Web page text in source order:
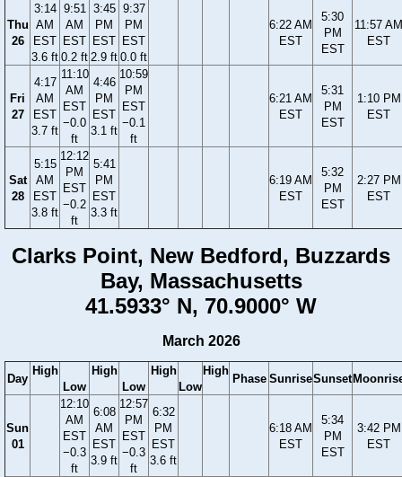
Thu
26
3:14
AM
EST
3.6 ft
9:51
AM
EST
0.2 ft
3:45
PM
EST
2.9 ft
9:37
PM
EST
0.0 ft
6:22 AM
EST
5:30
PM
EST
11:57 AM
EST
Fri
27
4:17
AM
EST
3.7 ft
11:10
AM
EST
−0.0
ft
4:46
PM
EST
3.1 ft
10:59
PM
EST
−0.1
ft
6:21 AM
EST
5:31
PM
EST
1:10 PM
EST
Sat
28
5:15
AM
EST
3.8 ft
12:12
PM
EST
−0.2
ft
5:41
PM
EST
3.3 ft
6:19 AM
EST
5:32
PM
EST
2:27 PM
EST
Clarks Point, New Bedford, Buzzards
Bay, Massachusetts
41.5933° N, 70.9000° W
March 2026
Day
High
Low
High
Low
High
Low
High
Phase SunriseSunset
Sun
01
12:10
AM
EST
−0.3
ft
6:08
AM
EST
3.9 ft
12:57
PM
EST
−0.3
ft
6:32
PM
EST
3.6 ft
6:18 AM
EST
5:34
PM
EST
3:42 PM
EST